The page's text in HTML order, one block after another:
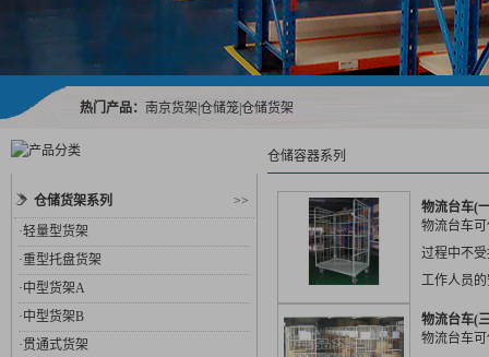
热门产品： 南京货架 仓储笼仓储货架
>>
仓储货架系列
·轻量型货架
·重型托盘货架
·中型货架A
·中型货架B
·贯通式货架
仓储容器系列
物流台车(
物流台车
过程中不
工作人员
可作为产
实...
物流台车(
物流台车